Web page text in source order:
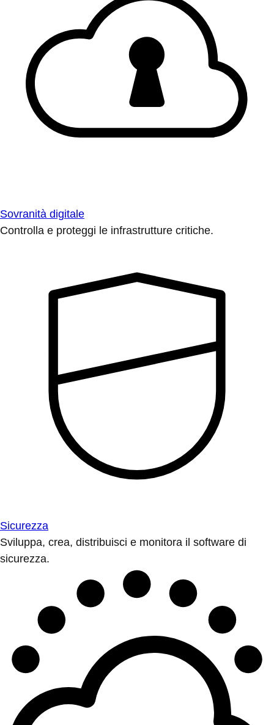
Sovranità digitale
Controlla e proteggi le infrastrutture critiche.
Sicurezza
Sviluppa, crea, distribuisci e monitora il software di
sicurezza.